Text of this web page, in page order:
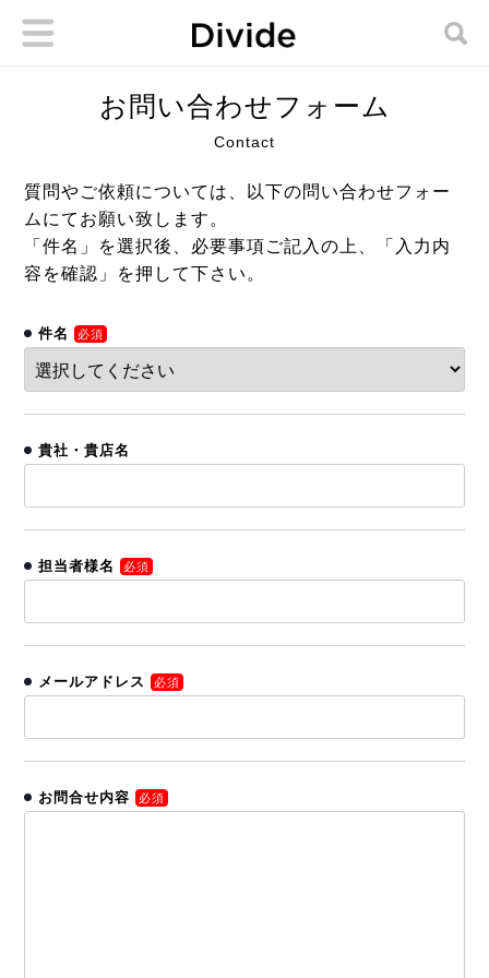
お問い合わせフォーム
Contact
質問やご依頼については、以下の問い合わせフォー
ムにてお願い致します。
「件名」を選択後、必要事項ご記入の上、「入力内
容を確認」を押して下さい。
件名 必須
貴社・貴店名
担当者様名 必須
メールアドレス 必須
お問合せ内容 必須